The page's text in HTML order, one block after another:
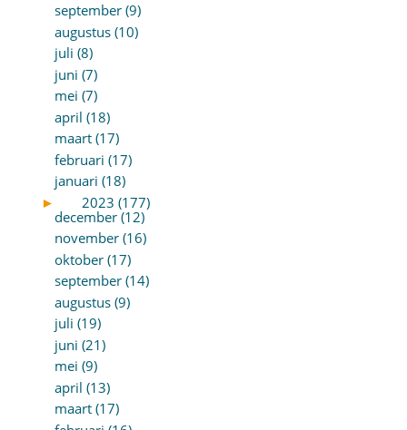
september (9)
augustus (10)
juli (8)
juni (7)
mei (7)
april (18)
maart (17)
februari (17)
januari (18)
►
2023 (177)
december (12)
november (16)
oktober (17)
september (14)
augustus (9)
juli (19)
juni (21)
mei (9)
april (13)
maart (17)